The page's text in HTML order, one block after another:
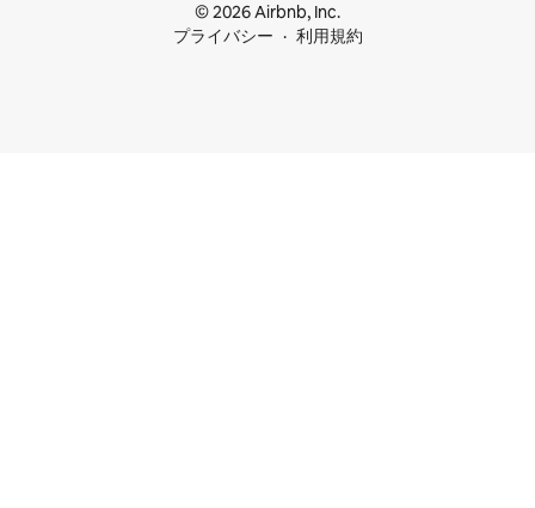
© 2026 Airbnb, Inc.
プライバシー
利用規約